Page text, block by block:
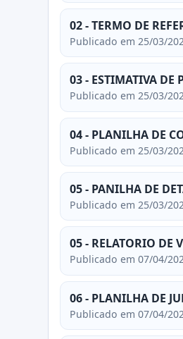
02 - TERMO DE
Publicado em 25/03/
03 - ESTIMATIVA DE
Publicado em 25/03/
04 - PLANILHA DE
Publicado em 25/03/
05 - PANILHA DE
Publicado em 25/03/
05 - RELATORIO DE
Publicado em 07/04/
06 - PLANILHA DE
Publicado em 07/04/